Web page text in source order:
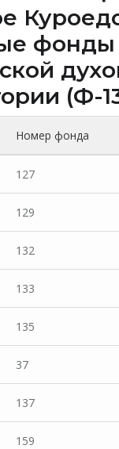
фонды
(Ф-
Номер фонда
127
129
132
133
135
37
137
159